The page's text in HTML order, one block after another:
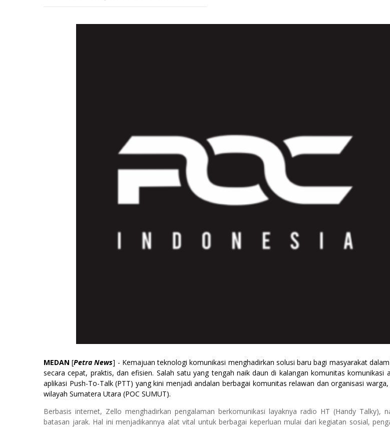
MEDAN [Petra News] - Kemajuan teknologi komunikasi menghadirkan solusi baru bagi masyarakat
secara cepat, praktis, dan efisien. Salah satu yang tengah naik daun di kalangan komunitas komunikasi
aplikasi Push-To-Talk (PTT) yang kini menjadi andalan berbagai komunitas relawan dan organisasi
wilayah Sumatera Utara (POC SUMUT).
Berbasis internet, Zello menghadirkan pengalaman berkomunikasi layaknya radio HT (Handy Talky),
batasan jarak. Hal ini menjadikannya alat vital untuk berbagai keperluan mulai dari kegiatan sosial,